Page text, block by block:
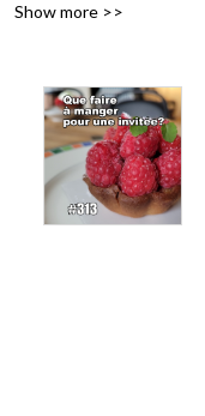
Show more >>